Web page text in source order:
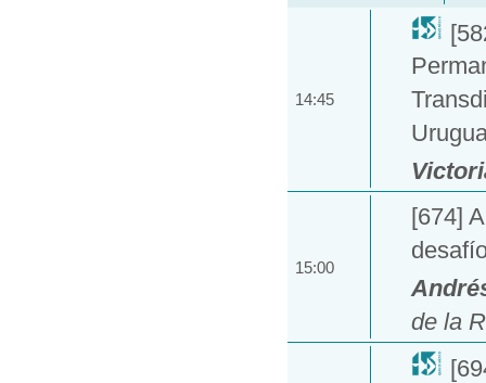
14:45
15:00
[674]
de la